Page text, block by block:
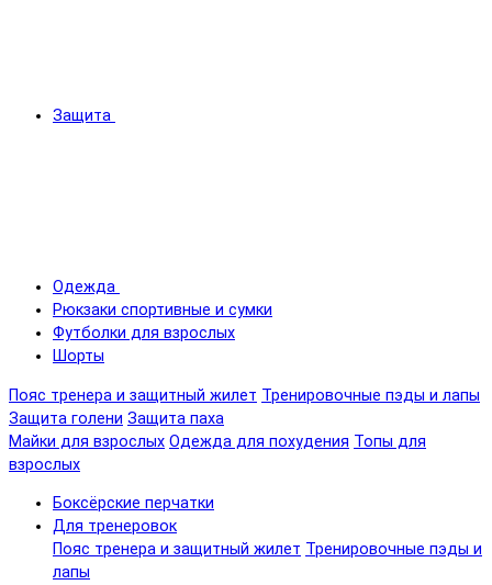
Защита
Одежда
Рюкзаки спортивные и сумки
Футболки для взрослых
Шорты
Пояс тренера и защитный жилет Тренировочные пэды и лапы
Защита голени Защита паха
Майки для взрослых Одежда для похудения Топы для
взрослых
Боксёрские перчатки
Для тренеровок
Пояс тренера и защитный жилет Тренировочные пэды и
лапы